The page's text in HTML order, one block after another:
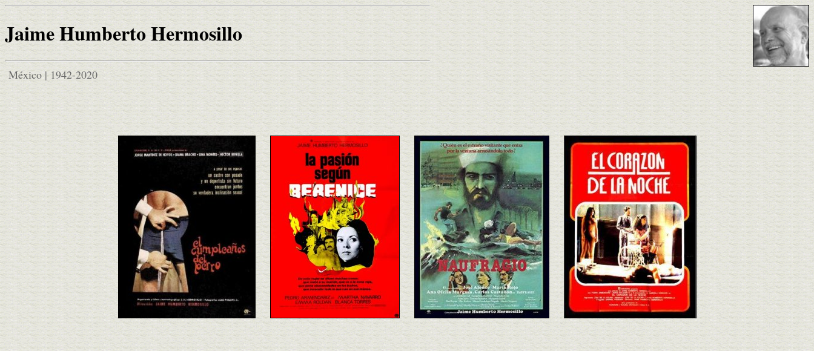
Jaime Humberto Hermosillo
México | 1942-2020